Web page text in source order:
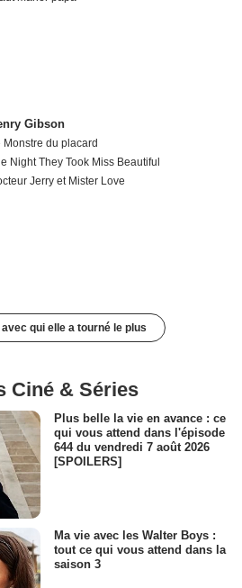
Gibson
Monstre du placard
Night They Took Miss Beautiful
Jerry et Mister Love
qui elle a tourné le plus
Ciné & Séries
Plus belle la vie en avance : ce
qui vous attend dans l'épisode
644 du vendredi 7 août 2026
[SPOILERS]
Ma vie avec les Walter Boys :
tout ce qui vous attend dans la
saison 3